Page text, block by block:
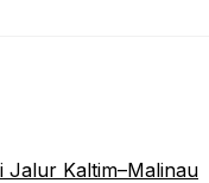
Jalur Kaltim–Malinau